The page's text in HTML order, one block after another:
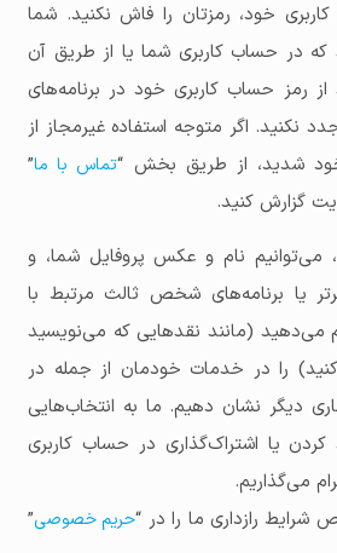
خود، رمزتان را فاش نکنید. شما
که در حساب کاربری شما یا از طریق آن
رمز حساب کاربری خود در برنامه‌های
نکنید. اگر متوجه استفاده غیرمجاز از
شدید، از طریق بخش “تماس با ما”
گزارش کنید.
می‌توانیم نام و عکس پروفایل شما، و
یا برنامه‌های شخص ثالث مرتبط با
می‌دهید (مانند نقدهایی که می‌نویسید
را در خدمات خودمان از جمله در
دیگر نشان دهیم. ما به انتخاب‌هایی
یا اشتراک‌گذاری در حساب کاربری
می‌گذاریم.
رازداری ما را در “حریم خصوصی”